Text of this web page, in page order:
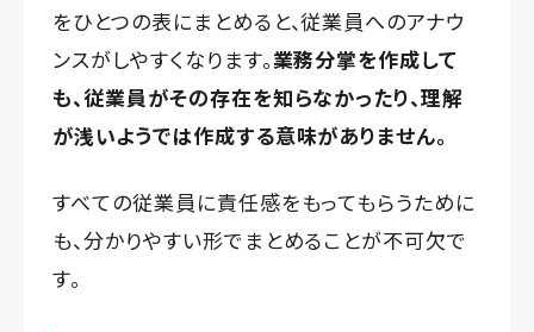
をひとつの表にまとめると、従業員へのアナウ
ンスがしやすくなります。業務分掌を作成して
も、従業員がその存在を知らなかったり、理解
が浅いようでは作成する意味がありません。
すべての従業員に責任感をもってもらうために
も、分かりやすい形でまとめることが不可欠で
す。